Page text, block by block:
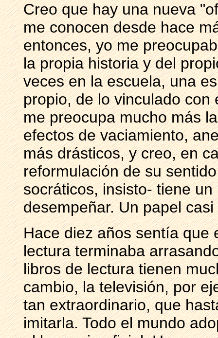
Creo que hay una nueva
me conocen desde hace
entonces, yo me
la propia historia y del
veces en la escuela, una
propio, de lo vinculado con
me preocupa mucho más
efectos de vaciamiento,
más drásticos, y creo, en
reformulación de su
socráticos, insisto- tiene
desempeñar. Un papel
Hace diez años sentía que
lectura terminaba
libros de lectura tienen
cambio, la televisión, por
tan extraordinario, que
imitarla. Todo el mundo